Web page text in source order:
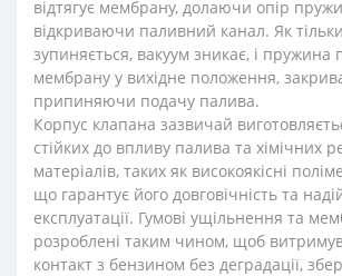
відтягує мембрану, долаючи опір
відкриваючи паливний канал. Як
зупиняється, вакуум зникає, і пружина
мембрану у вихідне положення,
припиняючи подачу палива.
Корпус клапана зазвичай
стійких до впливу палива та хімічних
матеріалів, таких як високоякісні
що гарантує його довговічність та
експлуатації. Гумові ущільнення та
розроблені таким чином, щоб
контакт з бензином без деградації,